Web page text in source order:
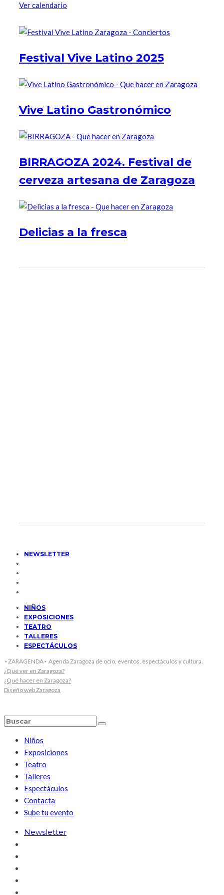
Ver calendario
Festival Vive Latino 2025
Vive Latino Gastronómico
BIRRAGOZA 2024. Festival de
cerveza artesana de Zaragoza
Delicias a la fresca
NEWSLETTER
NIÑOS
EXPOSICIONES
TEATRO
TALLERES
ESPECTÁCULOS
⋆ZARAGENDA⋆ Agenda Zaragoza de ocio, eventos, espectáculos y cultura.
¿Qué ver en Zaragoza?
¿Qué hacer en Zaragoza?
Diseño web Zaragoza
Niños
Exposiciones
Teatro
Talleres
Espectáculos
Contacta
Sube tu evento
Newsletter